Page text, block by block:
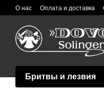
Перейти к основному
О нас Оплата и доставка
Бритвы и лезвия